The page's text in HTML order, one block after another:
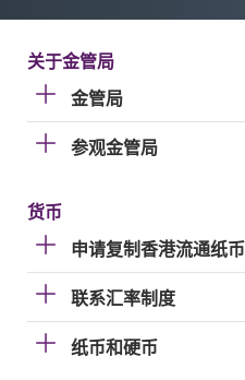
关于金管局
金管局
参观金管局
货币
申请复制香港流通纸币
联系汇率制度
纸币和硬币